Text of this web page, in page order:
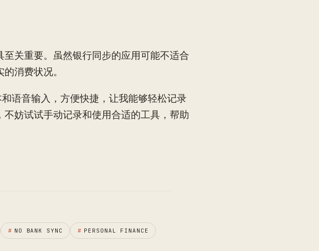
关重要。虽然银行同步的应用可能不适合
消费状况。
语音输入，方便快捷，让我能够轻松记录
妨试试手动记录和使用合适的工具，帮助
# NO BANK SYNC # PERSONAL FINANCE